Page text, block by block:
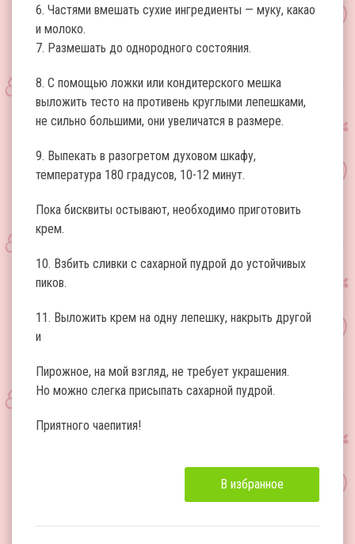
6. Частями вмешать сухие ингредиенты — муку, какао
и молоко.
7. Размешать до однородного состояния.
8. С помощью ложки или кондитерского мешка
выложить тесто на противень круглыми лепешками,
не сильно большими, они увеличатся в размере.
9. Выпекать в разогретом духовом шкафу,
температура 180 градусов, 10-12 минут.
Пока бисквиты остывают, необходимо приготовить
крем.
10. Взбить сливки с сахарной пудрой до устойчивых
пиков.
11. Выложить крем на одну лепешку, накрыть другой
и
Пирожное, на мой взгляд, не требует украшения.
Но можно слегка присыпать сахарной пудрой.
Приятного чаепития!
В избранное